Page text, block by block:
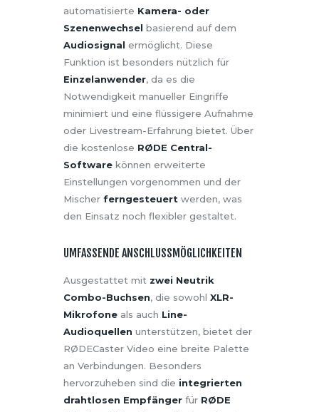
automatisierte Kamera- oder
Szenenwechsel basierend auf dem
Audiosignal ermöglicht. Diese
Funktion ist besonders nützlich für
Einzelanwender, da es die
Notwendigkeit manueller Eingriffe
minimiert und eine flüssigere Aufnahme
oder Livestream-Erfahrung bietet. Über
die kostenlose RØDE Central-
Software können erweiterte
Einstellungen vorgenommen und der
Mischer ferngesteuert werden, was
den Einsatz noch flexibler gestaltet.
UMFASSENDE ANSCHLUSSMÖGLICHKEITEN
Ausgestattet mit zwei Neutrik
Combo-Buchsen, die sowohl XLR-
Mikrofone als auch Line-
Audioquellen unterstützen, bietet der
RØDECaster Video eine breite Palette
an Verbindungen. Besonders
hervorzuheben sind die integrierten
drahtlosen Empfänger für RØDE